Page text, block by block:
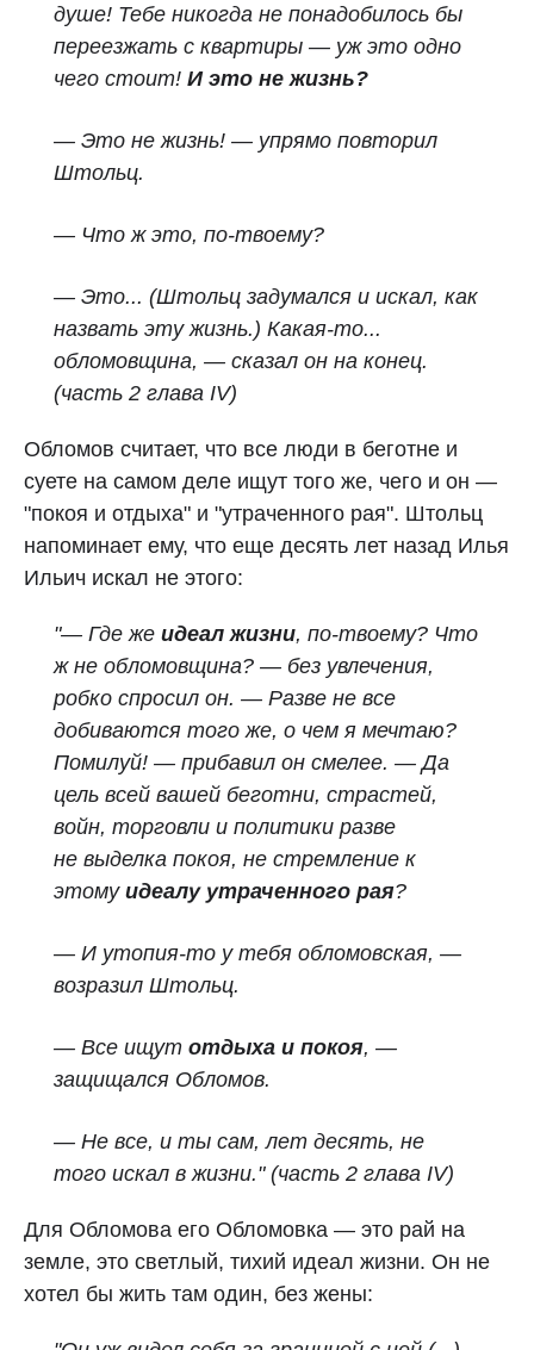
душе! Тебе никогда не понадобилось бы
переезжать с квартиры — уж это одно
чего стоит! И это не жизнь?
— Это не жизнь! — упрямо повторил
Штольц.
— Что ж это, по-твоему?
— Это... (Штольц задумался и искал, как
назвать эту жизнь.) Какая-то...
обломовщина, — сказал он на конец.
(часть 2 глава IV)
Обломов считает, что все люди в беготне и
суете на самом деле ищут того же, чего и он —
"покоя и отдыха" и "утраченного рая". Штольц
напоминает ему, что еще десять лет назад Илья
Ильич искал не этого:
"— Где же идеал жизни, по-твоему? Что
ж не обломовщина? — без увлечения,
робко спросил он. — Разве не все
добиваются того же, о чем я мечтаю?
Помилуй! — прибавил он смелее. — Да
цель всей вашей беготни, страстей,
войн, торговли и политики разве
не выделка покоя, не стремление к
этому идеалу утраченного рая?
— И утопия-то у тебя обломовская, —
возразил Штольц.
— Все ищут отдыха и покоя, —
защищался Обломов.
— Не все, и ты сам, лет десять, не
того искал в жизни." (часть 2 глава IV)
Для Обломова его Обломовка — это рай на
земле, это светлый, тихий идеал жизни. Он не
хотел бы жить там один, без жены: